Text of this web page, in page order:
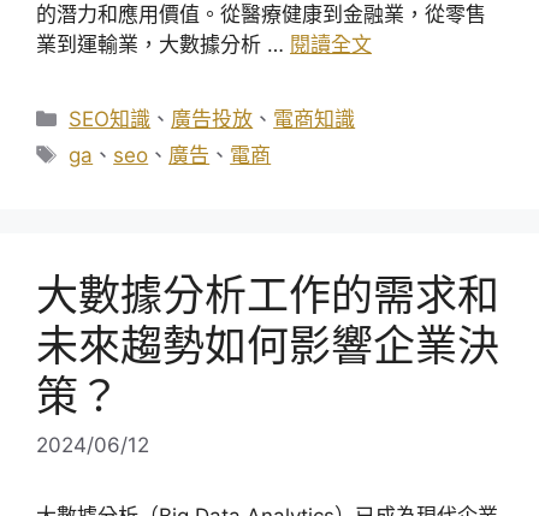
的潛力和應用價值。從醫療健康到金融業，從零售
業到運輸業，大數據分析 … 閱讀全文
分
SEO知識 、 廣告投放 、 電商知識
標
ga 、 seo 、 廣告 、 電商
大數據分析工作的需求和
未來趨勢如何影響企業決
策？
2024/06/12